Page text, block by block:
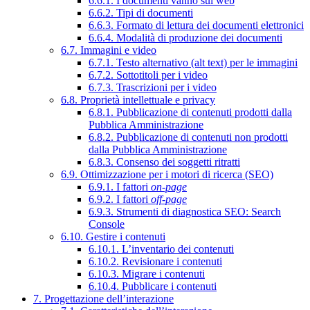
6.6.2. Tipi di documenti
6.6.3. Formato di lettura dei documenti elettronici
6.6.4. Modalità di produzione dei documenti
6.7. Immagini e video
6.7.1. Testo alternativo (alt text) per le immagini
6.7.2. Sottotitoli per i video
6.7.3. Trascrizioni per i video
6.8. Proprietà intellettuale e privacy
6.8.1. Pubblicazione di contenuti prodotti dalla
Pubblica Amministrazione
6.8.2. Pubblicazione di contenuti non prodotti
dalla Pubblica Amministrazione
6.8.3. Consenso dei soggetti ritratti
6.9. Ottimizzazione per i motori di ricerca (SEO)
6.9.1. I fattori on-page
6.9.2. I fattori off-page
6.9.3. Strumenti di diagnostica SEO: Search
Console
6.10. Gestire i contenuti
6.10.1. L’inventario dei contenuti
6.10.2. Revisionare i contenuti
6.10.3. Migrare i contenuti
6.10.4. Pubblicare i contenuti
7. Progettazione dell’interazione